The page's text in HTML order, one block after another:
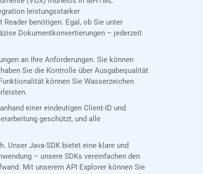
leistungsstarker
benötigen. Egal, ob Sie unter
Dokumentkonvertierungen – jederzeit
an Ihre Anforderungen. Sie können
Sie die Kontrolle über Ausgabequalität
können Sie Wasserzeichen
einer eindeutigen Client-ID und
geschützt, und alle
Unser Java-SDK bietet eine klare und
– unsere SDKs vereinfachen den
Mit unserem API Explorer können Sie